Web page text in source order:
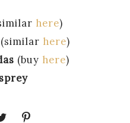
here)
(similar here)
(buy here)